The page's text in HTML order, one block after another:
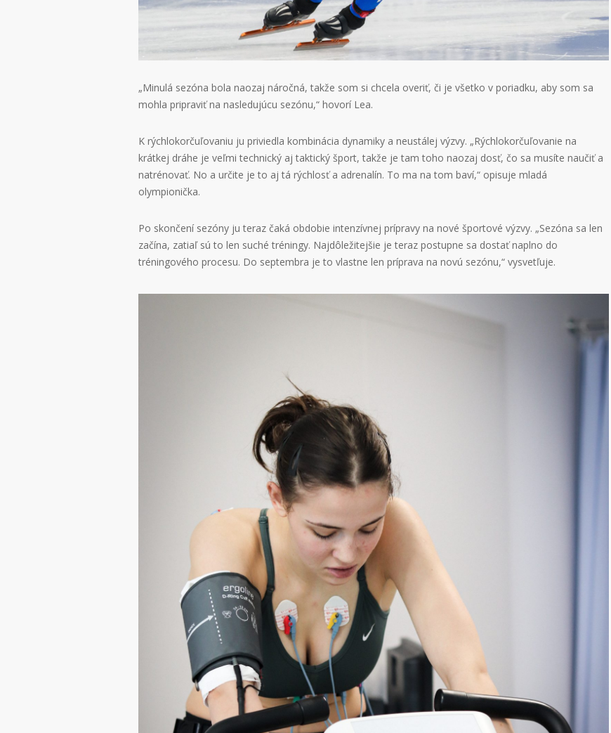
„Minulá sezóna bola naozaj náročná, takže som si chcela overiť, či je všetko v poriadku, aby som sa
mohla pripraviť na nasledujúcu sezónu,“ hovorí Lea.
K rýchlokorčuľovaniu ju priviedla kombinácia dynamiky a neustálej výzvy. „Rýchlokorčuľovanie na
krátkej dráhe je veľmi technický aj taktický šport, takže je tam toho naozaj dosť, čo sa musíte naučiť a
natrénovať. No a určite je to aj tá rýchlosť a adrenalín. To ma na tom baví,“ opisuje mladá
olympionička.
Po skončení sezóny ju teraz čaká obdobie intenzívnej prípravy na nové športové výzvy. „Sezóna sa len
začína, zatiaľ sú to len suché tréningy. Najdôležitejšie je teraz postupne sa dostať naplno do
tréningového procesu. Do septembra je to vlastne len príprava na novú sezónu,“ vysvetľuje.